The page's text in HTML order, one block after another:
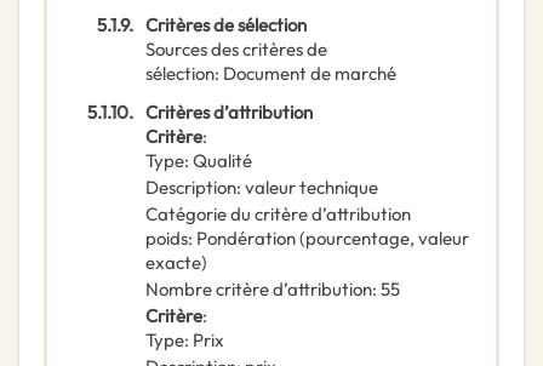
5.1.9. Critères de sélection
Sources des critères de
sélection: Document de marché
5.1.10. Critères d’attribution
Critère:
Type: Qualité
Description: valeur technique
Catégorie du critère d’attribution
poids: Pondération (pourcentage, valeur
exacte)
Nombre critère d’attribution: 55
Critère:
Type: Prix